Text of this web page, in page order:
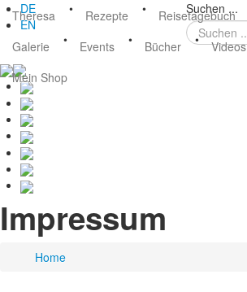
DE
EN
Suchen ...
Theresa • Rezepte • Reisetagebuch
Galerie • Events • Bücher • Videos
Mein Shop
Impressum
Home